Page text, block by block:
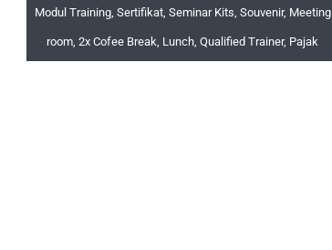
Modul Training, Sertifikat, Seminar Kits, Souvenir, Meeting
room, 2x Cofee Break, Lunch, Qualified Trainer, Pajak